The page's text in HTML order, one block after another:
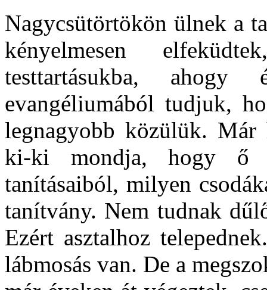
Nagycsütörtökön ülnek a
kényelmesen
testtartásukba,
evangéliumából tudjuk,
legnagyobb közülük. Már
ki-ki mondja, hogy ő
tanításaiból, milyen
tanítvány. Nem tudnak
Ezért asztalhoz
lábmosás van. De a